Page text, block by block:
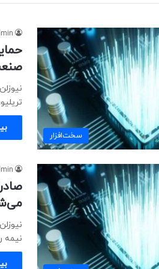
سخت‌افزار
تریلیون وون (۷.۳
نیمه